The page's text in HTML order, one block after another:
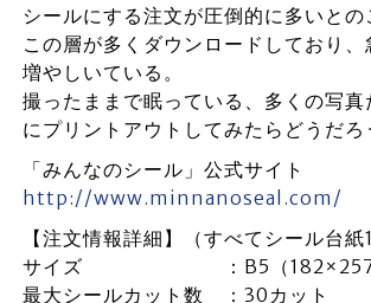
シールにする注文が圧倒的に多いとの
この層が多くダウンロードしており
増やしいている。
撮ったままで眠っている、多くの写真
にプリントアウトしてみたらどうだろ
「みんなのシール」公式サイト
http://www.minnanoseal.com/
【注文情報詳細】（すべてシール台紙
サイズ ：B5（
最大シールカット数 ：30カット